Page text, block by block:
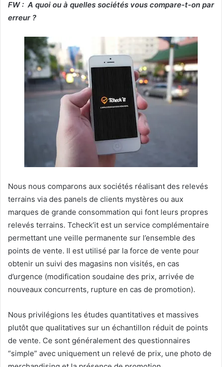
FW : A quoi ou à quelles sociétés vous compare-t-on par
erreur ?
Nous nous comparons aux sociétés réalisant des relevés
terrains via des panels de clients mystères ou aux
marques de grande consommation qui font leurs propres
relevés terrains. Tcheck’it est un service complémentaire
permettant une veille permanente sur l’ensemble des
points de vente. Il est utilisé par la force de vente pour
obtenir un suivi des magasins non visités, en cas
d’urgence (modification soudaine des prix, arrivée de
nouveaux concurrents, rupture en cas de promotion).
Nous privilégions les études quantitatives et massives
plutôt que qualitatives sur un échantillon réduit de points
de vente. Ce sont généralement des questionnaires
“simple” avec uniquement un relevé de prix, une photo de